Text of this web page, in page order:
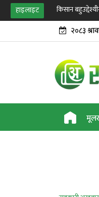
हाइलाइट किसान बहुउद्देश्यीय
२०८३